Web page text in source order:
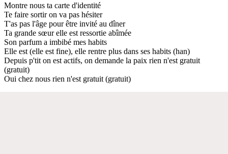
Montre nous ta carte d'identité
Te faire sortir on va pas hésiter
T'as pas l'âge pour être invité au dîner
Ta grande sœur elle est ressortie abîmée
Son parfum a imbibé mes habits
Elle est (elle est fine), elle rentre plus dans ses habits (han)
Depuis p'tit on est actifs, on demande la paix rien n'est gratuit
(gratuit)
Oui chez nous rien n'est gratuit (gratuit)